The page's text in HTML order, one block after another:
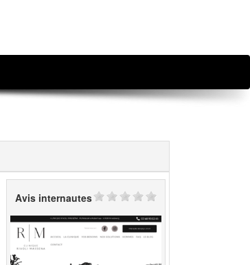
Avis internautes